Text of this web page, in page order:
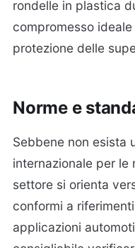
rondelle in plastica
compromesso
protezione delle
Norme e
Sebbene non esista
internazionale per le
settore si orienta
conformi a
applicazioni